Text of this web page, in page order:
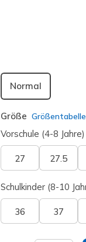
Normal
Größe Größentabelle
Vorschule (4-8 Jahre)
27 27.5
Schulkinder (8-10
36 37